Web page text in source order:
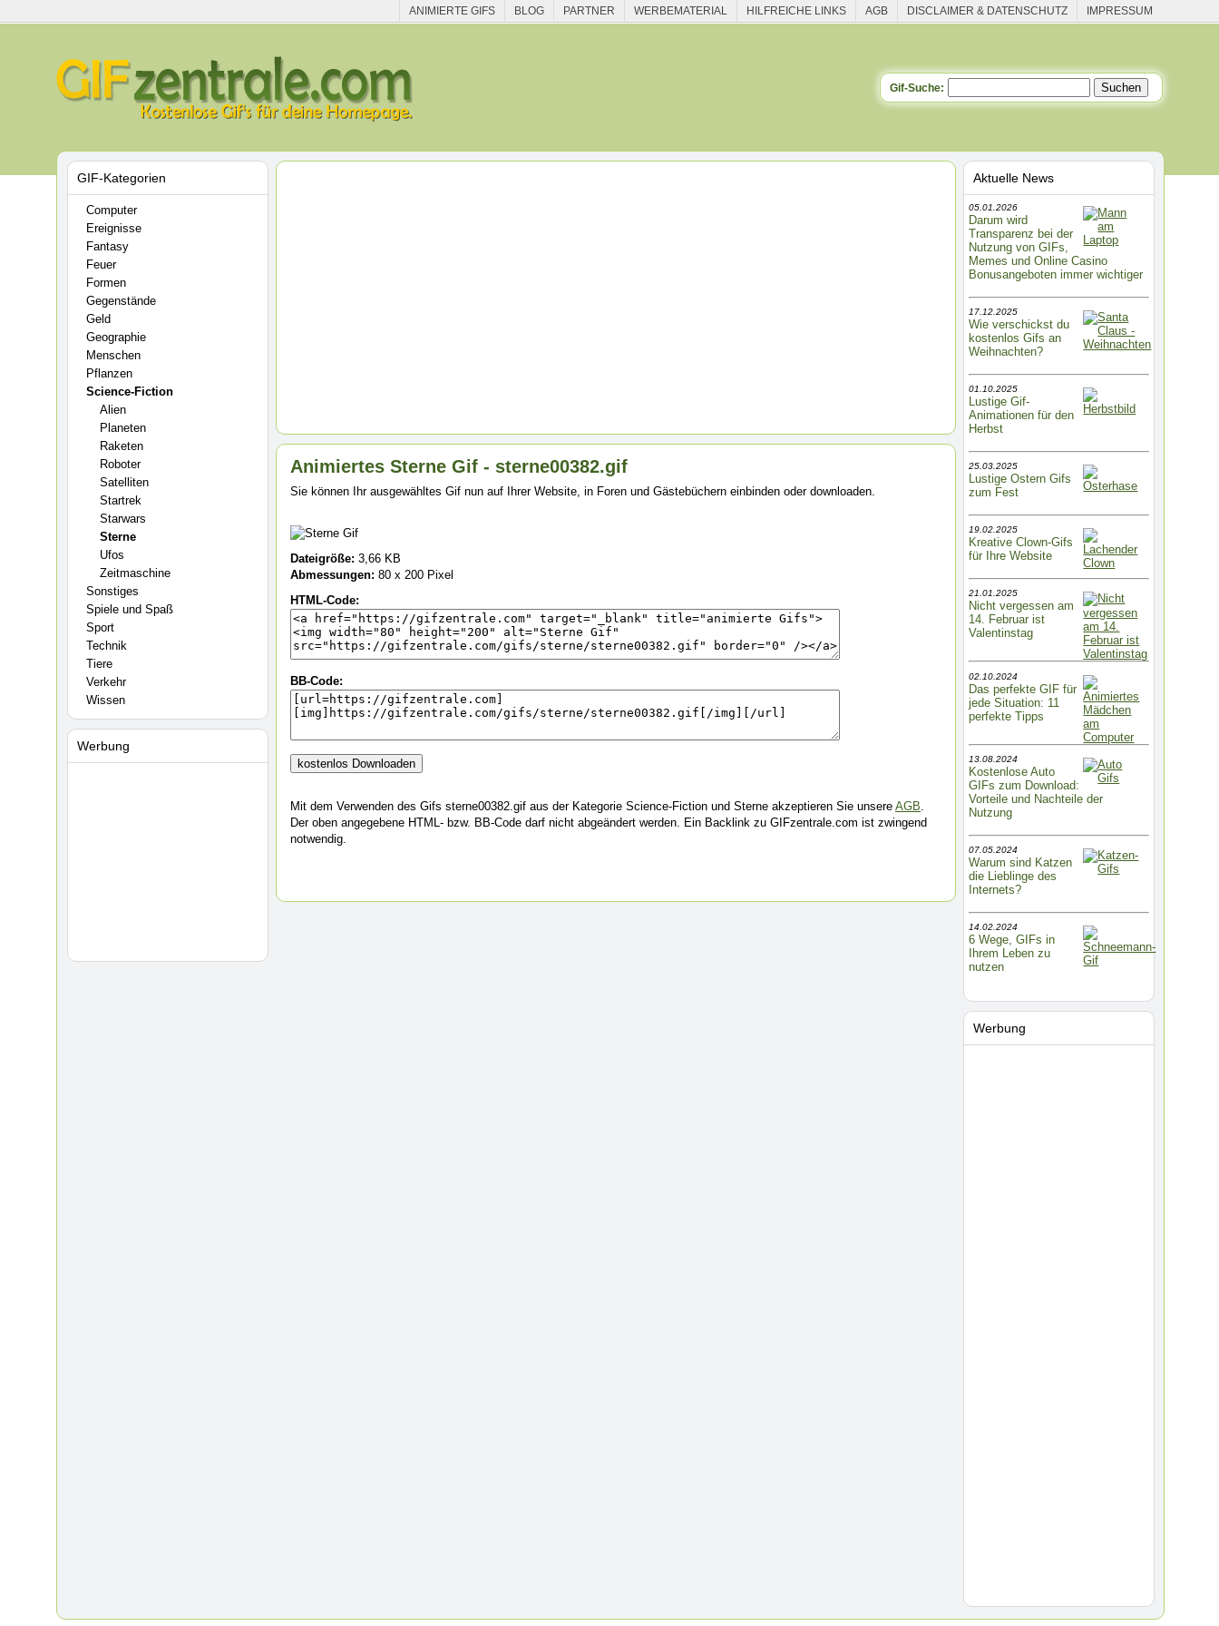
ANIMIERTE GIFS BLOG PARTNER WERBEMATERIAL HILFREICHE LINKS AGB DISCLAIMER & DATENSCHUTZ IMPRESSUM
Gif-Suche:
GIF-Kategorien
Computer
Ereignisse
Fantasy
Feuer
Formen
Gegenstände
Geld
Geographie
Menschen
Pflanzen
Science-Fiction
Alien
Planeten
Raketen
Roboter
Satelliten
Startrek
Starwars
Sterne
Ufos
Zeitmaschine
Sonstiges
Spiele und Spaß
Sport
Technik
Tiere
Verkehr
Wissen
Werbung
Animiertes Sterne Gif - sterne00382.gif
Sie können Ihr ausgewähltes Gif nun auf Ihrer Website, in Foren und Gästebüchern einbinden oder downloaden.
Dateigröße: 3,66 KB
Abmessungen: 80 x 200 Pixel
HTML-Code:
BB-Code:
Mit dem Verwenden des Gifs sterne00382.gif aus der Kategorie Science-Fiction und Sterne akzeptieren Sie unsere AGB.
Der oben angegebene HTML- bzw. BB-Code darf nicht abgeändert werden. Ein Backlink zu GIFzentrale.com ist zwingend
notwendig.
Aktuelle News
05.01.2026
Darum wird
Transparenz bei der
Nutzung von GIFs,
Memes und Online Casino
Bonusangeboten immer wichtiger
17.12.2025
Wie verschickst du
kostenlos Gifs an
Weihnachten?
01.10.2025
Lustige Gif-
Animationen für den
Herbst
25.03.2025
Lustige Ostern Gifs
zum Fest
19.02.2025
Kreative Clown-Gifs
für Ihre Website
21.01.2025
Nicht vergessen am
14. Februar ist
Valentinstag
02.10.2024
Das perfekte GIF für
jede Situation: 11
perfekte Tipps
13.08.2024
Kostenlose Auto
GIFs zum Download:
Vorteile und Nachteile der
Nutzung
07.05.2024
Warum sind Katzen
die Lieblinge des
Internets?
14.02.2024
6 Wege, GIFs in
Ihrem Leben zu
nutzen
Werbung